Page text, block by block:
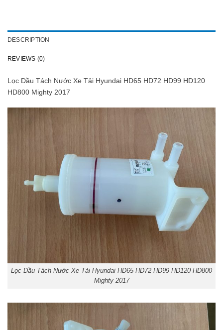
DESCRIPTION
REVIEWS (0)
Lọc Dầu Tách Nước Xe Tải Hyundai HD65 HD72 HD99 HD120
HD800 Mighty 2017
Lọc Dầu Tách Nước Xe Tải Hyundai HD65 HD72 HD99 HD120 HD800
Mighty 2017